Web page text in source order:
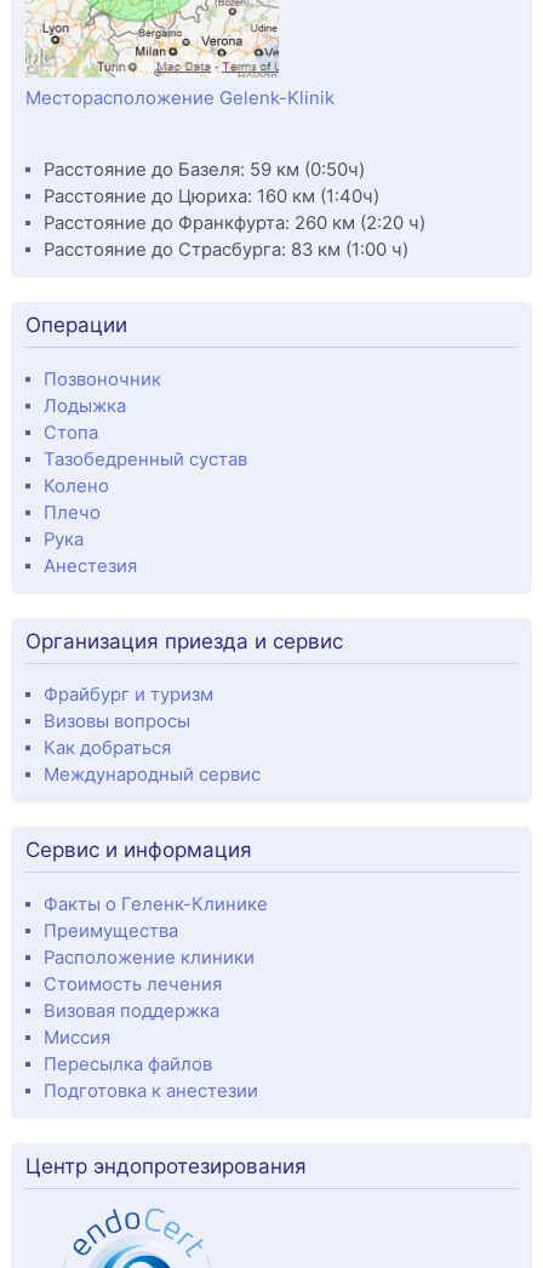
Месторасположение Gelenk-Klinik
Расстояние до Базеля: 59 км (0:50ч)
Расстояние до Цюриха: 160 км (1:40ч)
Расстояние до Франкфурта: 260 км (2:20 ч)
Расстояние до Страсбурга: 83 км (1:00 ч)
Операции
Позвоночник
Лодыжка
Стопа
Тазобедренный сустав
Колено
Плечо
Рука
Анестезия
Организация приезда и сервис
Фрайбург и туризм
Визовы вопросы
Как добраться
Международный сервис
Сервис и информация
Факты о Геленк-Клинике
Преимущества
Расположение клиники
Стоимость лечения
Визовая поддержка
Миссия
Пересылка файлов
Подготовка к анестезии
Центр эндопротезирования